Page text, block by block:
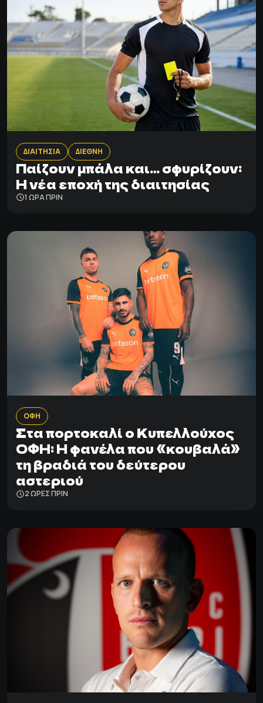
ΔΙΑΙΤΗΣΙΑ ΔΙΕΘΝΗ
Παίζουν μπάλα και… σφυρίζουν:
Η νέα εποχή της διαιτησίας
1 ΩΡΑ ΠΡΙΝ
ΟΦΗ
Στα πορτοκαλί ο Κυπελλούχος
ΟΦΗ: Η φανέλα που «κουβαλά»
τη βραδιά του δεύτερου
αστεριού
2 ΩΡΕΣ ΠΡΙΝ